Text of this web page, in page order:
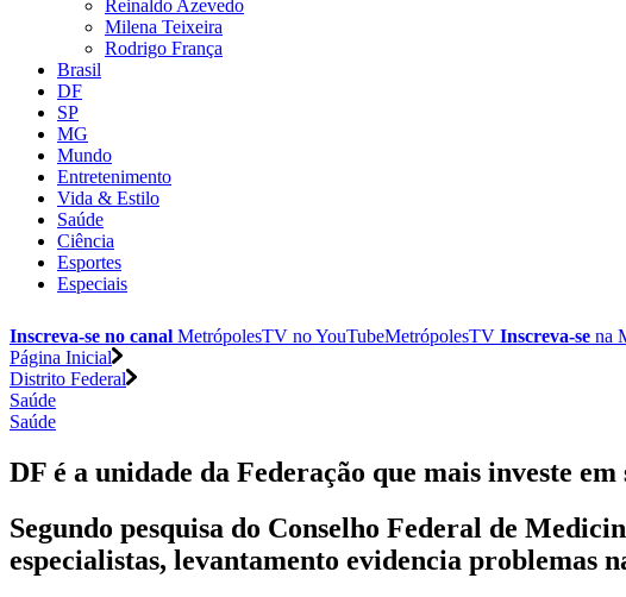
Reinaldo Azevedo
Milena Teixeira
Rodrigo França
Brasil
DF
SP
MG
Mundo
Entretenimento
Vida & Estilo
Saúde
Ciência
Esportes
Especiais
Inscreva-se no canal MetrópolesTV noYouTubeMetrópolesTV Inscreva-se na
Página Inicial
Distrito Federal
Saúde
Saúde
DF é a unidade da Federação que mais investe em
Segundo pesquisa do Conselho Federal de
especialistas, levantamento evidencia problemas